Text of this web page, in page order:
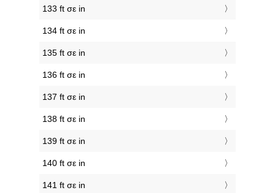
133 ft σε in
134 ft σε in
135 ft σε in
136 ft σε in
137 ft σε in
138 ft σε in
139 ft σε in
140 ft σε in
141 ft σε in